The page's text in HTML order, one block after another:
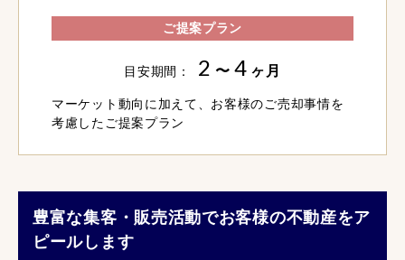
ご提案プラン
目安期間： 2 〜 4 ヶ月
マーケット動向に加えて、お客様のご売却事情を
考慮したご提案プラン
豊富な集客・販売活動でお客様の不動産をア
ピールします